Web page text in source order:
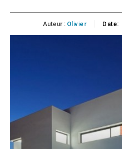
Auteur : Olivier Date: